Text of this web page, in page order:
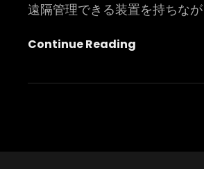
遠隔管理できる装置を持ちな
Continue Reading
し